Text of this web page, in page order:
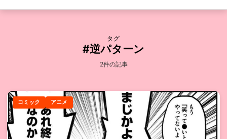
タグ
#逆パターン
2件の記事
コミック アニメ